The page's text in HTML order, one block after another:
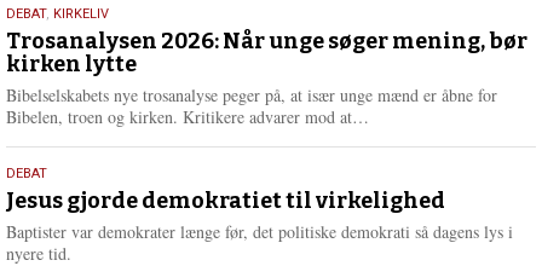
e
2.
juni
2026
DEBAT, KIRKELIV
Trosanalysen 2026: Når unge søger mening, bør
kirken lytte
Bibelselskabets nye trosanalyse peger på, at især unge mænd er åbne for
Bibelen, troen og kirken. Kritikere advarer mod at…
e
e
18.
maj
2026
DEBAT
Jesus gjorde demokratiet til virkelighed
Baptister var demokrater længe før, det politiske demokrati så dagens lys i
nyere tid.